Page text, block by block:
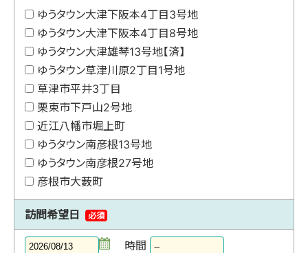
ゆうタウン大津下阪本4丁目3号地
ゆうタウン大津下阪本4丁目8号地
ゆうタウン大津雄琴13号地【済】
ゆうタウン草津川原2丁目1号地
草津市平井3丁目
栗東市下戸山2号地
近江八幡市堀上町
ゆうタウン南彦根13号地
ゆうタウン南彦根27号地
彦根市大薮町
訪問希望日 必須
時間